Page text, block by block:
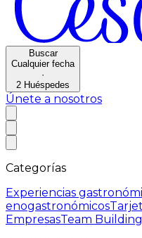
Buscar
Cualquier fecha
·
2 Huéspedes
Únete a nosotros
Categorías
Experiencias
enogastronómicos
EmpresasTeam Building